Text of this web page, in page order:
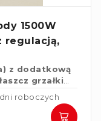
1500W
regulacją,
z dodatkową
grzałki
na
dni roboczych